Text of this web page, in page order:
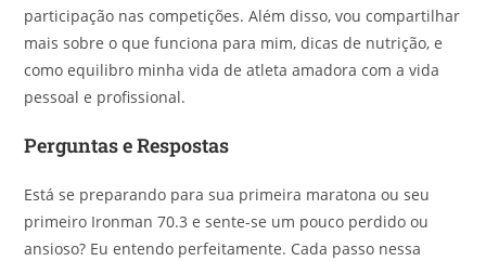
participação nas competições. Além disso, vou compartilhar
mais sobre o que funciona para mim, dicas de nutrição, e
como equilibro minha vida de atleta amadora com a vida
pessoal e profissional.
Perguntas e Respostas
Está se preparando para sua primeira maratona ou seu
primeiro Ironman 70.3 e sente-se um pouco perdido ou
ansioso? Eu entendo perfeitamente. Cada passo nessa